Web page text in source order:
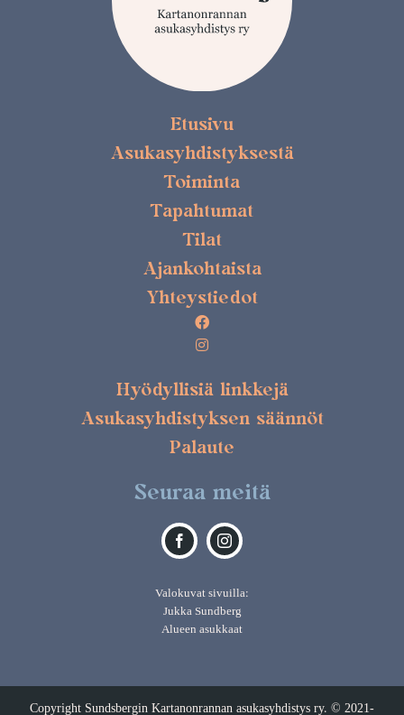
Etusivu
Asukasyhdistyksestä
Toiminta
Tapahtumat
Tilat
Ajankohtaista
Yhteystiedot
Hyödyllisiä linkkejä
Asukasyhdistyksen säännöt
Palaute
Seuraa meitä
Valokuvat sivuilla:
Jukka Sundberg
Alueen asukkaat
Copyright Sundsbergin Kartanonrannan asukasyhdistys ry. © 2021-